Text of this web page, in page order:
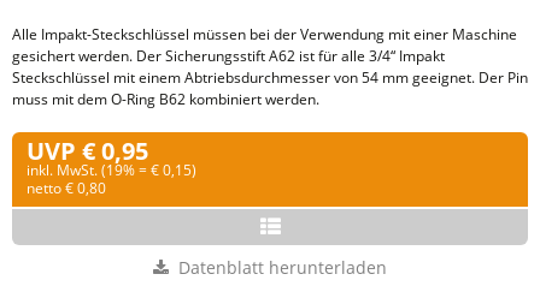
Alle Impakt-Steckschlüssel müssen bei der Verwendung mit einer Maschine
gesichert werden. Der Sicherungsstift A62 ist für alle 3/4“ Impakt
Steckschlüssel mit einem Abtriebsdurchmesser von 54 mm geeignet. Der Pin
muss mit dem O-Ring B62 kombiniert werden.
UVP € 0,95
inkl. MwSt. (19% = € 0,15)
netto € 0,80
Datenblatt herunterladen